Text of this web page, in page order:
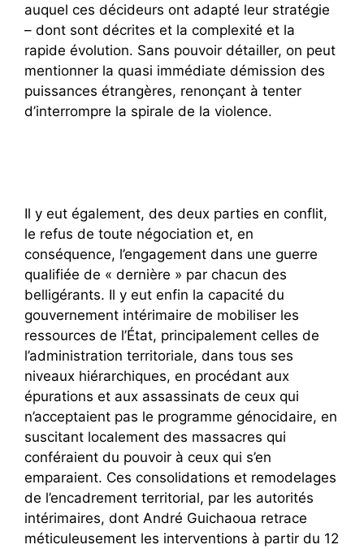
auquel ces décideurs ont adapté leur stratégie
– dont sont décrites et la complexité et la
rapide évolution. Sans pouvoir détailler, on peut
mentionner la quasi immédiate démission des
puissances étrangères, renonçant à tenter
d’interrompre la spirale de la violence.
Il y eut également, des deux parties en conflit,
le refus de toute négociation et, en
conséquence, l’engagement dans une guerre
qualifiée de « dernière » par chacun des
belligérants. Il y eut enfin la capacité du
gouvernement intérimaire de mobiliser les
ressources de l’État, principalement celles de
l’administration territoriale, dans tous ses
niveaux hiérarchiques, en procédant aux
épurations et aux assassinats de ceux qui
n’acceptaient pas le programme génocidaire, en
suscitant localement des massacres qui
conféraient du pouvoir à ceux qui s’en
emparaient. Ces consolidations et remodelages
de l’encadrement territorial, par les autorités
intérimaires, dont André Guichaoua retrace
méticuleusement les interventions à partir du 12